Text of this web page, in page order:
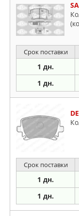
Срок поставки
1 дн.
1 дн.
Срок поставки
1 дн.
1 дн.